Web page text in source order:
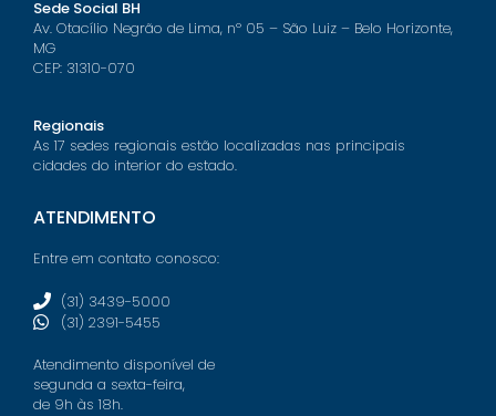
Sede Social BH
Av. Otacílio Negrão de Lima, nº 05 – São Luiz – Belo Horizonte,
MG
CEP: 31310-070
Regionais
As 17 sedes regionais estão localizadas nas principais
cidades do interior do estado.
ATENDIMENTO
Entre em contato conosco:
(31) 3439-5000
(31) 2391-5455
Atendimento disponível de
segunda a sexta-feira,
de 9h às 18h.